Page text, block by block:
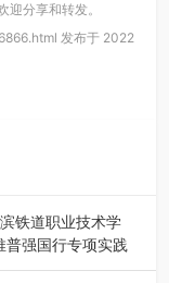
迎分享和转发。
发布于 2022
铁道职业技术学
普强国行专项实践
生暑期社会实